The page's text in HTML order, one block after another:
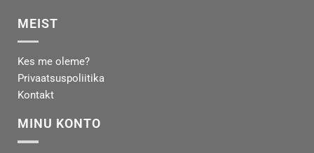
MEIST
Kes me oleme?
Privaatsuspoliitika
Kontakt
MINU KONTO